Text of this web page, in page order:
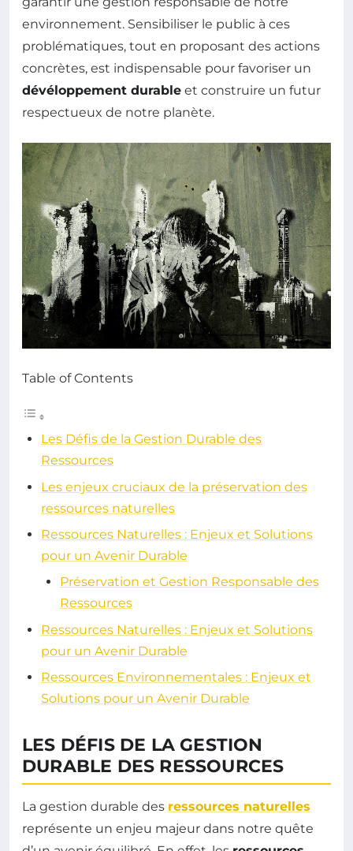
environnement. Sensibiliser le public à ces
problématiques, tout en proposant des actions
concrètes, est indispensable pour favoriser un
dévéloppement durable et construire un futur
respectueux de notre planète.
Table of Contents
Les Défis de la Gestion Durable des
Ressources
Les enjeux cruciaux de la préservation des
ressources naturelles
Ressources Naturelles : Enjeux et Solutions
pour un Avenir Durable
Préservation et Gestion Responsable des
Ressources
Ressources Naturelles : Enjeux et Solutions
pour un Avenir Durable
Ressources Environnementales : Enjeux et
Solutions pour un Avenir Durable
LES DÉFIS DE LA GESTION
DURABLE DES RESSOURCES
La gestion durable des ressources naturelles
représente un enjeu majeur dans notre quête